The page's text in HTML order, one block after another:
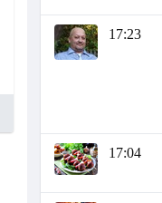
17:23
17:04